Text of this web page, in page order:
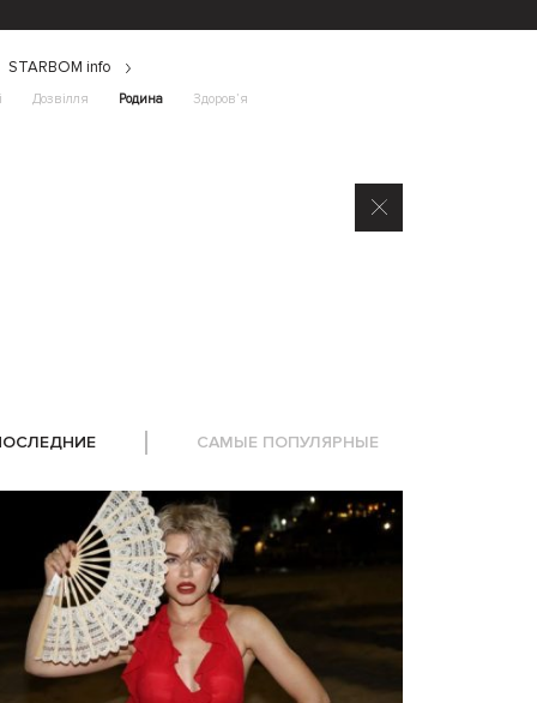
Дозвілля Родина Здоров’я
STARBOM info
САМЫЕ ПОПУЛЯРНЫЕ